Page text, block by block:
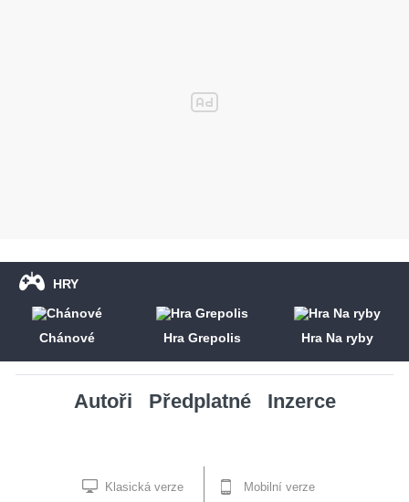
HRY
Chánové Hra Grepolis Hra Na ryby
Autoři Předplatné Inzerce
Klasická verze Mobilní verze